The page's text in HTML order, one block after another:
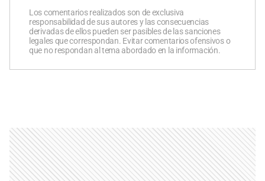
Los comentarios realizados son de exclusiva
responsabilidad de sus autores y las consecuencias
derivadas de ellos pueden ser pasibles de las sanciones
legales que correspondan. Evitar comentarios ofensivos o
que no respondan al tema abordado en la información.